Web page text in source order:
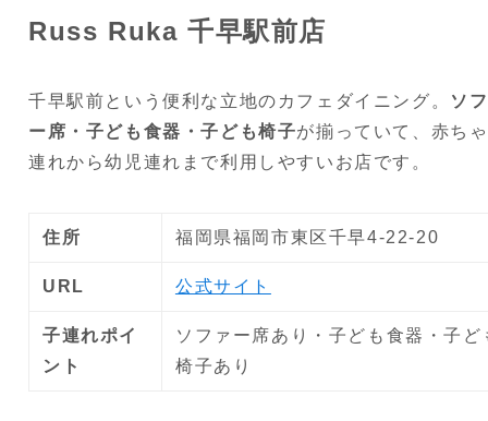
Russ Ruka 千早駅前店
千早駅前という便利な立地のカフェダイニング。
ソ
ー席・子ども食器・子ども椅子が揃っていて、赤ち
連れから幼児連れまで利用しやすいお店です。
住所 福岡県福岡市東区千早4-22-20
URL 公式サイト
子連れポイ
ント
ソファー席あり・子ども食器・子ど
椅子あり